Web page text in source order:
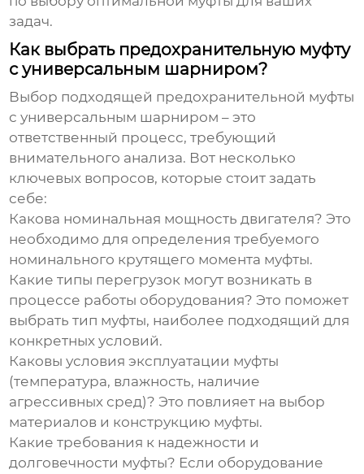
задач.
Как выбрать предохранительную муфту
с универсальным шарниром?
Выбор подходящей предохранительной муфты
с универсальным шарниром – это
ответственный процесс, требующий
внимательного анализа. Вот несколько
ключевых вопросов, которые стоит задать
себе:
Какова номинальная мощность двигателя? Это
необходимо для определения требуемого
номинального крутящего момента муфты.
Какие типы перегрузок могут возникать в
процессе работы оборудования? Это поможет
выбрать тип муфты, наиболее подходящий для
конкретных условий.
Каковы условия эксплуатации муфты
(температура, влажность, наличие
агрессивных сред)? Это повлияет на выбор
материалов и конструкцию муфты.
Какие требования к надежности и
долговечности муфты? Если оборудование